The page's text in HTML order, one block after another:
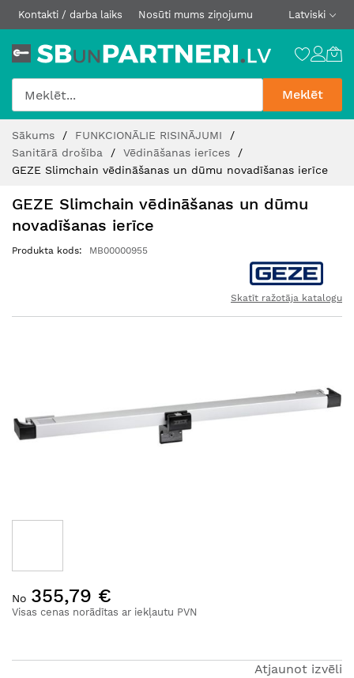
Kontakti / darba laiks Nosūti mums ziņojumu Latviski
Meklēt
Content
Sākums
FUNKCIONĀLIE RISINĀJUMI
Sanitārā drošība
Vēdināšanas ierīces
GEZE Slimchain vēdināšanas un dūmu novadīšanas ierīce
GEZE Slimchain vēdināšanas un dūmu
novadīšanas ierīce
Produkta kods MB00000955
Skatīt ražotāja katalogu
uz
galerijas
Visas cenas norādītas ar iekļautu PVN
No 355,79 €
Atjaunot izvēli